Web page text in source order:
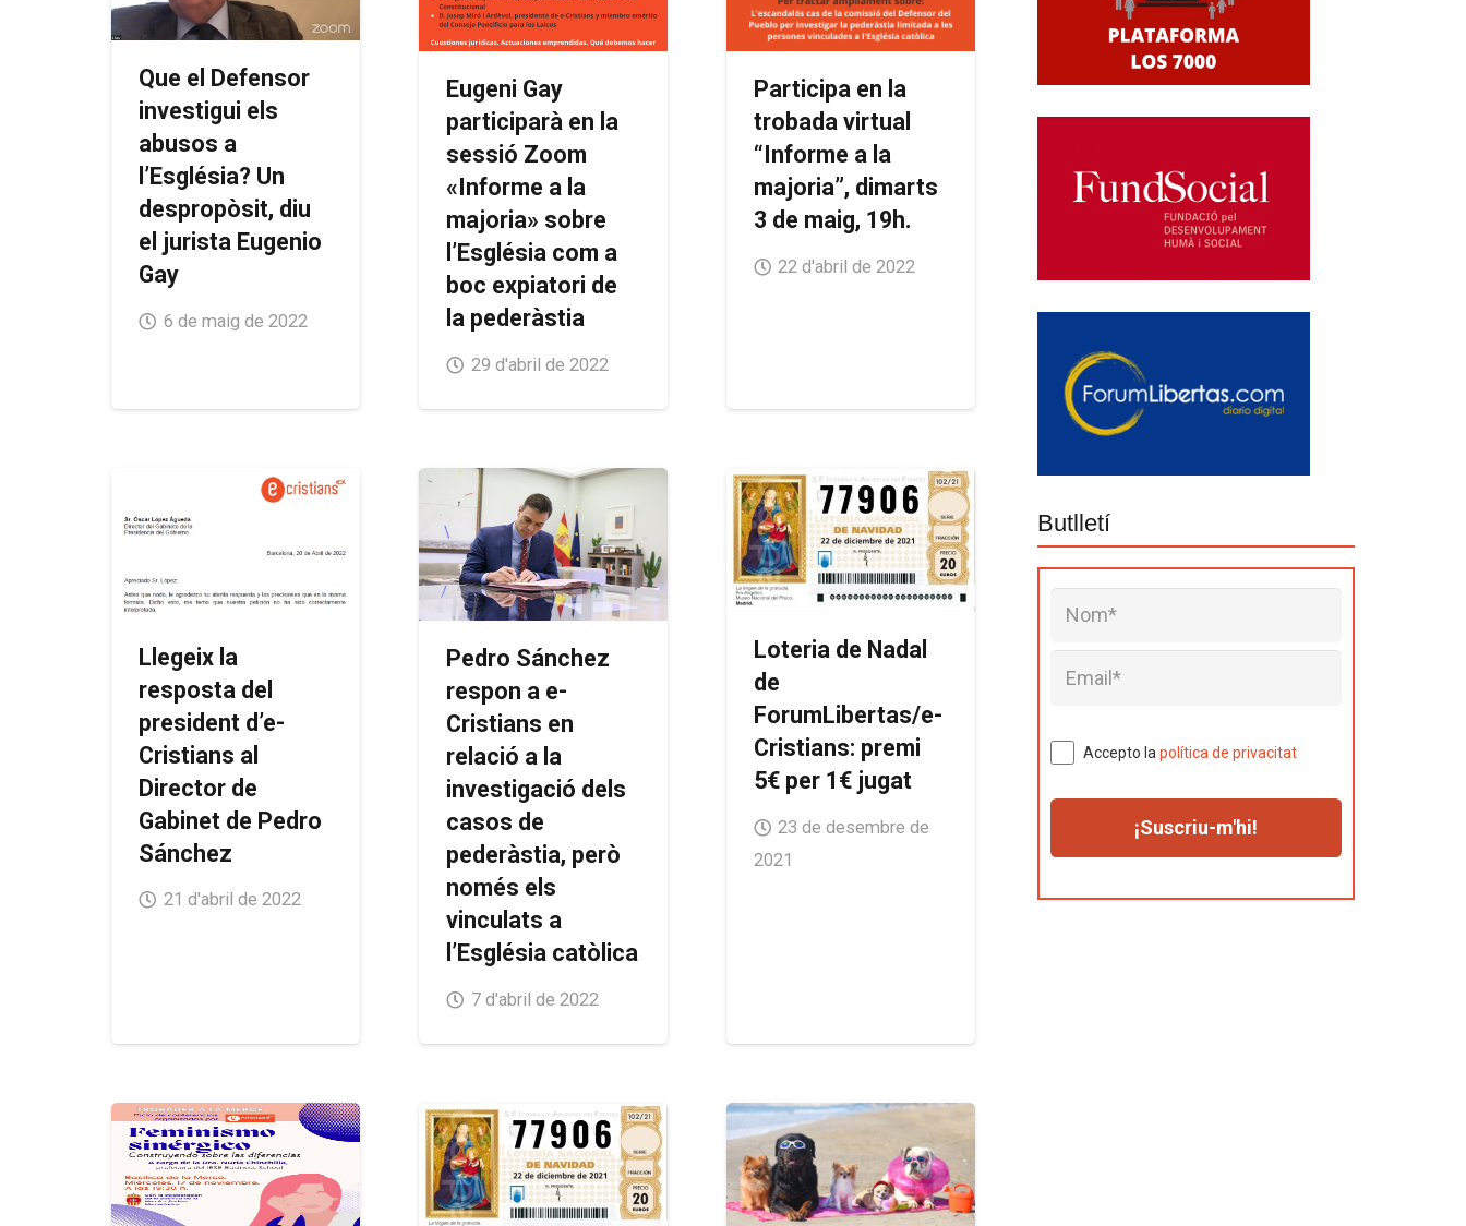
Que el Defensor
investigui els
abusos a
l’Església? Un
despropòsit, diu
el jurista Eugenio
Gay
6 de maig de 2022
Eugeni Gay
participarà en la
sessió Zoom
«Informe a la
majoria» sobre
l’Església com a
boc expiatori de
la pederàstia
29 d'abril de 2022
Participa en la
trobada virtual
“Informe a la
majoria”, dimarts
3 de maig, 19h.
22 d'abril de 2022
Llegeix la
resposta del
president d’e-
Cristians al
Director de
Gabinet de Pedro
Sánchez
21 d'abril de 2022
Pedro Sánchez
respon a e-
Cristians en
relació a la
investigació dels
casos de
pederàstia, però
només els
vinculats a
l’Església catòlica
7 d'abril de 2022
Loteria de Nadal
de
ForumLibertas/e-
Cristians: premi
5€ per 1€ jugat
23 de desembre de
2021
Butlletí
Accepto la política de privacitat